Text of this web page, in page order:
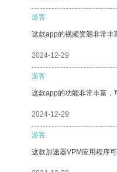
游客
这款app的视频资源非常丰
2024-12-29
游客
这款app的功能非常丰富，
2024-12-29
游客
这款加速器VPM应用程序